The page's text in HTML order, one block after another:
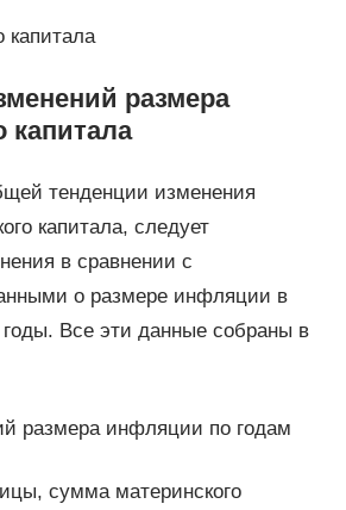
капитала
размера
капитала
тенденции изменения
капитала, следует
в сравнении с
о размере инфляции в
Все эти данные собраны в
размера инфляции по годам
сумма материнского